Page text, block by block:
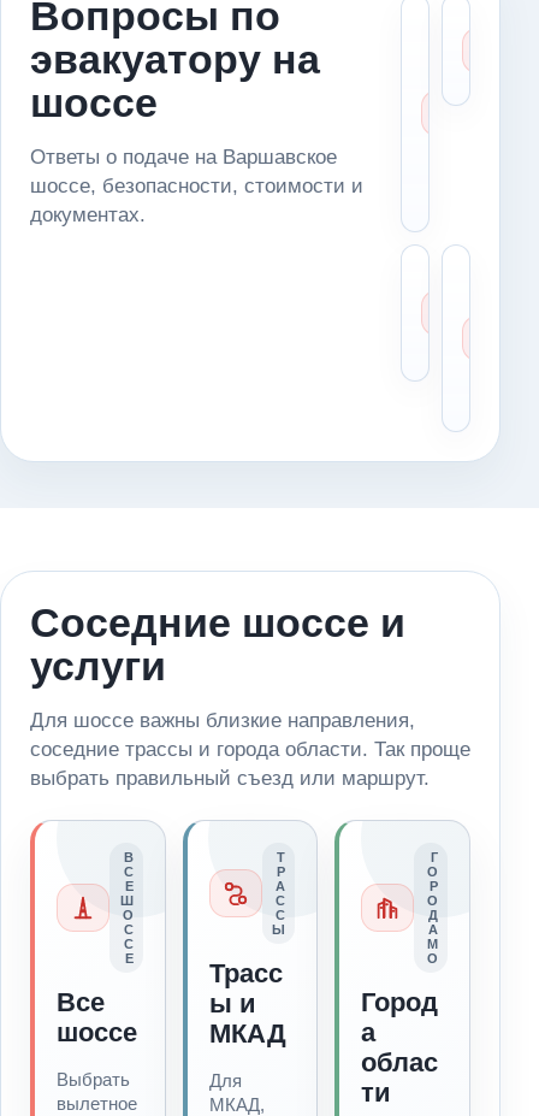
Вопросы по
эвакуатору на
шоссе
Ответы о подаче на Варшавское
шоссе, безопасности, стоимости и
документах.
Что
если
в
Соседние шоссе и
услуги
Для шоссе важны близкие направления,
соседние трассы и города области. Так проще
выбрать правильный съезд или маршрут.
В
С
Е
Ш
О
С
С
Е
Все
шоссе
Выбрать
вылетное
Т
Р
А
С
С
Ы
Трасс
ы и
МКАД
Для
МКАД,
Г
О
Р
О
Д
А
М
О
Город
а
облас
ти